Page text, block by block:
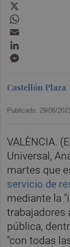
Castellón Plaza
Publicado: 29/06/
VALÈNCIA.
Universal,
martes que
servicio de
mediante la
trabajadores
pública,
"con todas